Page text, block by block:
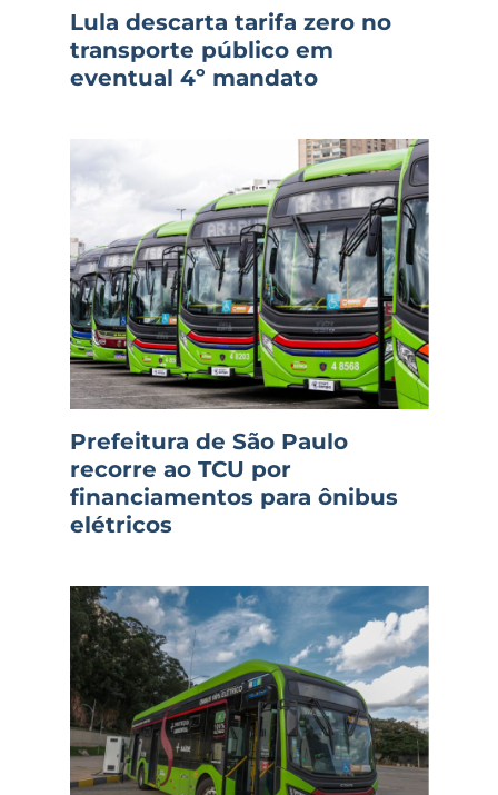
Lula descarta tarifa zero no
transporte público em
eventual 4º mandato
Prefeitura de São Paulo
recorre ao TCU por
financiamentos para ônibus
elétricos